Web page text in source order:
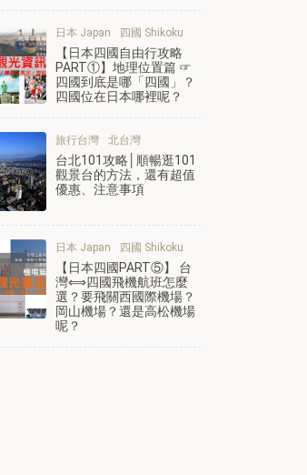
日本 Japan 四國 Shikoku
【日本四國自由行攻略
PART①】地理位置篇 ☞
四國到底是哪「四國」？
四國位在日本哪裡呢？
旅行台灣 北台灣
台北101攻略│順暢逛101
觀景台的方法，還有超值
優惠、注意事項
日本 Japan 四國 Shikoku
【日本四國PART⑤】 台
灣⟺四國飛機航班怎麼
選？要飛關西國際機場？
岡山機場？還是高松機場
呢？